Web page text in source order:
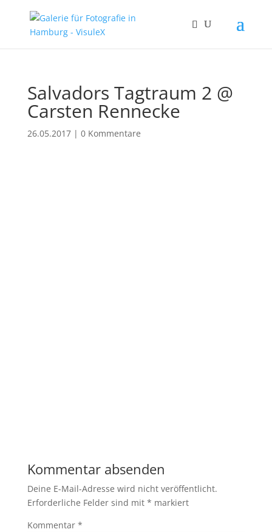
Salvadors Tagtraum 2 @
Carsten Rennecke
26.05.2017| 0 Kommentare
Kommentar absenden
Deine E-Mail-Adresse wird nicht veröffentlicht.
Erforderliche Felder sind mit * markiert
Kommentar *